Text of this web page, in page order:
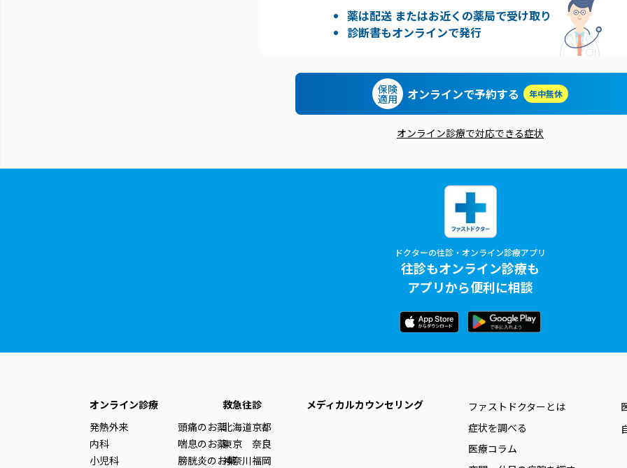
薬は配送 またはお近くの薬局で受け取り
診断書もオンラインで発行
保険
適用 オンラインで予約する 年中無休
オンライン診療で対応できる症状
ドクターの往診・オンライン診療アプリ
往診もオンライン診療も
アプリから便利に相談
オンライン診療
発熱外来
内科
小児科
頭痛のお薬
喘息のお薬
膀胱炎のお薬
救急往診
北海道
東京
神奈川
京都
奈良
福岡
メディカルカウンセリング
ファストドクターとは
症状を調べる
医療コラム